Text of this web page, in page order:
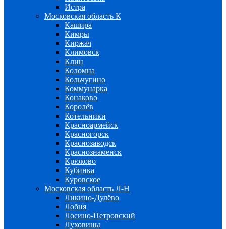
Истра
Московская область К
Кашира
Кимры
Киржач
Климовск
Клин
Коломна
Кольчугино
Коммунарка
Конаково
Королёв
Котельники
Красноармейск
Красногорск
Краснозаводск
Краснознаменск
Крюково
Кубинка
Куровское
Московская область Л-Н
Ликино-Дулёво
Лобня
Лосино-Петровский
Луховицы